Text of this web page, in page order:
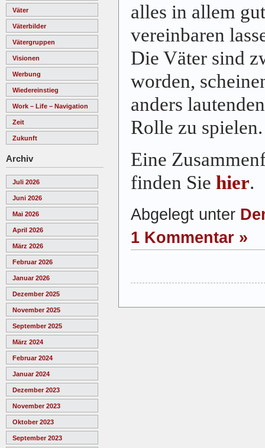
Väter
Väterbilder
Vätergruppen
Visionen
Werbung
Wiedereinstieg
Work – Life – Navigation
Zeit
Zukunft
Archiv
Juli 2026
Juni 2026
Mai 2026
April 2026
März 2026
Februar 2026
Januar 2026
Dezember 2025
November 2025
September 2025
März 2024
Februar 2024
Januar 2024
Dezember 2023
November 2023
Oktober 2023
September 2023
alles in allem
vereinbaren
Die Väter sind
worden,
anders
Rolle zu spielen.
Eine
finden Sie hier.
Abgelegt unter
1 Kommentar »